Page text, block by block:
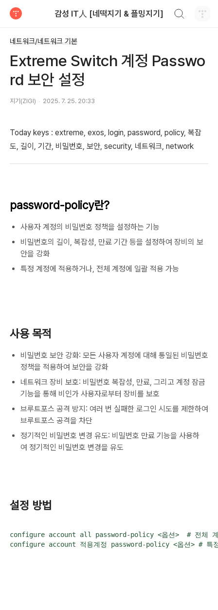
감성 IT人 [네떡지기 & 플밍지기]
네트워크/네트워크 기본
Extreme Switch 계정 Passwo
rd 보안 설정
지기(ZIGI) 2025. 7. 25. 20:33
Today keys : extreme, exos, login, password, policy, 복잡
도, 길이, 기간, 비밀번호, 보안, security, 네트워크, network
password-policy란?
사용자 계정의 비밀번호 정책을 설정하는 기능
비밀번호의 길이, 복잡성, 만료 기간 등을 설정하여 장비의 보
안을 강화
특정 계정에 적용하거나, 전체 계정에 일괄 적용 가능
사용 목적
비밀번호 보안 강화: 모든 사용자 계정에 대해 통일된 비밀번호
정책을 적용하여 보안을 강화
네트워크 장비 보호: 비밀번호 복잡성, 만료, 그리고 계정 잠금
기능을 통해 비인가 사용자로부터 장비를 보호
브루트포스 공격 방지: 여러 번 실패한 로그인 시도를 제한하여
브루트포스 공격을 차단
정기적인 비밀번호 변경 유도: 비밀번호 만료 기능을 사용하
여 정기적인 비밀번호 변경을 유도
설정 방법
configure account all password-policy <옵션>  # 전체 계
configure account 적용계정 password-policy <옵션> # 특